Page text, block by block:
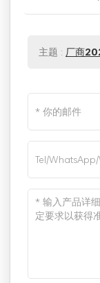
主题 : 厂商